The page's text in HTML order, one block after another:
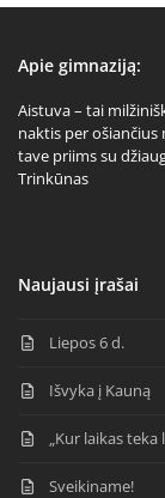
Apie gimnaziją:
Aistuva – tai
naktis per ošiančius
tave priims su
Trinkūnas
Naujausi įrašai
Liepos 6 d.
Išvyka į Kauną
„Kur laikas
Sveikiname!